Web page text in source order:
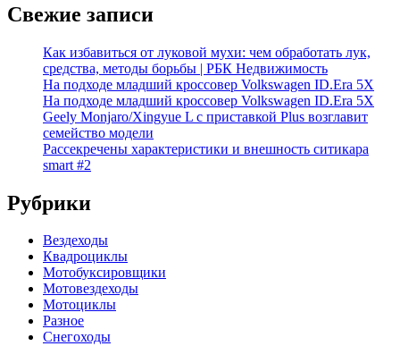
Свежие записи
Как избавиться от луковой мухи: чем обработать лук,
средства, методы борьбы | РБК Недвижимость
На подходе младший кроссовер Volkswagen ID.Era 5X
На подходе младший кроссовер Volkswagen ID.Era 5X
Geely Monjaro/Xingyue L с приставкой Plus возглавит
семейство модели
Рассекречены характеристики и внешность ситикара
smart #2
Рубрики
Вездеходы
Квадроциклы
Мотобуксировщики
Мотовездеходы
Мотоциклы
Разное
Снегоходы